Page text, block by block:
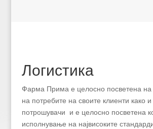
Логистика
Фарма Прима е целосно посветена на
на потребите на своите клиенти како и
потрошувачи и е целосно посветена
исполнување на највисоките